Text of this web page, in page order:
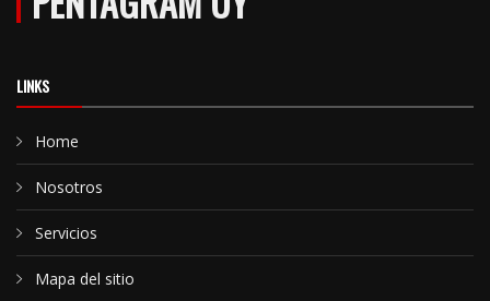
LINKS
Home
Nosotros
Servicios
Mapa del sitio